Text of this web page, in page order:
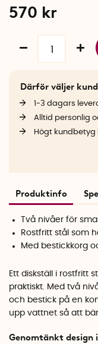
570 kr
Därför väljer
1-3 dagars
Alltid personlig
Högt kundbetyg
Produktinfo
Två nivåer för
Rostfritt stål som
Med bestickkorg
Ett diskställ i rostfritt
praktiskt. Med två
och bestick på en
upp vattnet så att
Genomtänkt design